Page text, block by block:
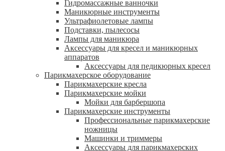
Гидромассажные ванночки
Маникюрные инструменты
Ультрафиолетовые лампы
Подставки, пылесосы
Лампы для маникюра
Аксессуары для кресел и маникюрных
аппаратов
Аксессуары для педикюрных кресел
Парикмахерское оборудование
Парикмахерские кресла
Парикмахерские мойки
Мойки для барбершопа
Парикмахерские инструменты
Профессиональные парикмахерские
ножницы
Машинки и триммеры
Аксессуары для парикмахерских